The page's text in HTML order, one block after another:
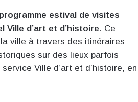
programme estival de visites
Ville d’art et d’histoire. Ce
ville à travers des itinéraires
sur des lieux parfois
Ville d’art et d’histoire, en